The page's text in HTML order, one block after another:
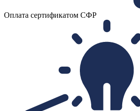
Оплата сертификатом СФР